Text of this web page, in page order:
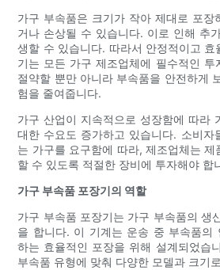
가구 부속품은 크기가 작아 제대로 포장
거나 손상될 수 있습니다. 이로 인해 추
생할 수 있습니다. 따라서 안정적이고
기는 모든 가구 제조업체에 필수적인 투
절약할 뿐만 아니라 부속품을 안전하게
험을 줄여줍니다.
가구 산업이 지속적으로 성장함에 따라
대한 수요도 증가하고 있습니다. 소비자
는 가구를 요구함에 따라, 제조업체는
할 수 있도록 적절한 장비에 투자해야 합
가구 부속품 포장기의 역할
가구 부속품 포장기는 가구 부속품의 생
을 합니다. 이 기계는 운송 중 부속품의
하는 효율적인 포장을 위해 설계되었습
부속품 유형에 맞춰 다양한 모델과 크기